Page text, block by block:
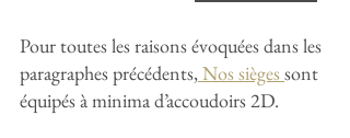
Pour toutes les raisons évoquées dans les
paragraphes précédents, Nos sièges sont
équipés à minima d’accoudoirs 2D.